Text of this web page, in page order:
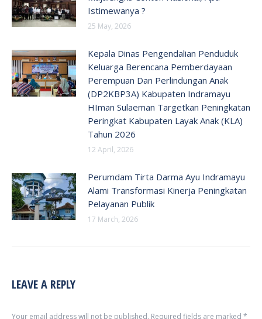
Istimewanya ?
25 May, 2026
Kepala Dinas Pengendalian Penduduk
Keluarga Berencana Pemberdayaan
Perempuan Dan Perlindungan Anak
(DP2KBP3A) Kabupaten Indramayu
HIman Sulaeman Targetkan Peningkatan
Peringkat Kabupaten Layak Anak (KLA)
Tahun 2026
12 April, 2026
Perumdam Tirta Darma Ayu Indramayu
Alami Transformasi Kinerja Peningkatan
Pelayanan Publik
17 March, 2026
LEAVE A REPLY
Your email address will not be published. Required fields are marked *